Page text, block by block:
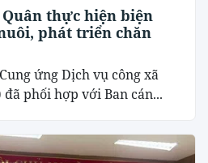
Quân thực hiện biện
phát triển chăn
ứng Dịch vụ công xã
phối hợp với Ban cán...